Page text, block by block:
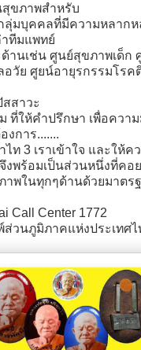
ขภาพสำหรับ
ลุ่มบุคคลที่มีความหลากห
ทีมแพทย์
ด้านเช่น ศูนย์สุขภาพเด็ก
วัย ศูยน์อายุรกรรมโรค
สาวะ
ที่ให้คำปรึกษา เพื่อควา
การ.......
ท 3 เราเข้าใจ และให้ค
งพร้อมเป็นส่วนหนึ่งที่คอ
พในทุกๆด้านด้วยมาตร
Call Center 1772
วนภูมิภาคแห่งประเทศไ